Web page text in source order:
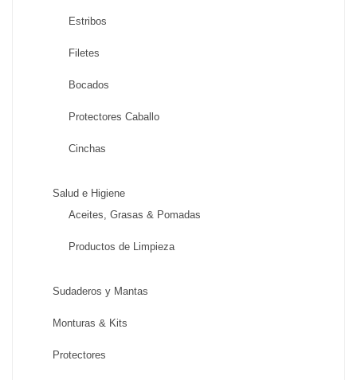
Estribos
Filetes
Bocados
Protectores Caballo
Cinchas
Salud e Higiene
Aceites, Grasas & Pomadas
Productos de Limpieza
Sudaderos y Mantas
Monturas & Kits
Protectores